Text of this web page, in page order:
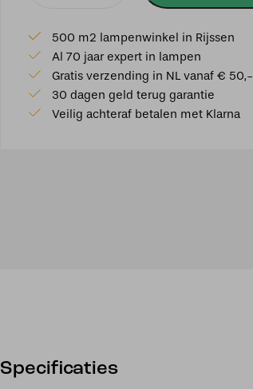
rond
RVS
aantal
500 m2 lampenwinkel in Rijssen
Al 70 jaar expert in lampen
Gratis verzending in NL vanaf € 50,-
30 dagen geld terug garantie
Veilig achteraf betalen met Klarna
Specificaties